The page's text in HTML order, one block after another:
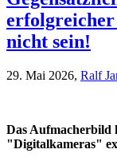
nicht sein!
29. Mai 2026, Ralf
Das Aufmacherbild
"Digitalkameras"